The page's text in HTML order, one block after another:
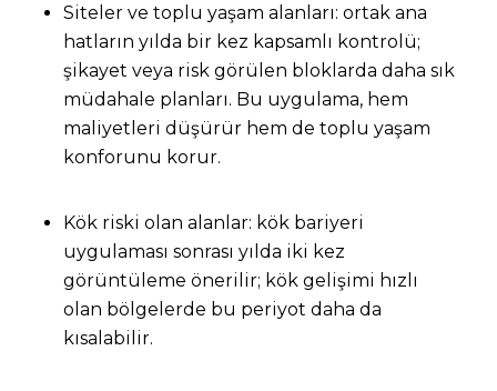
Siteler ve toplu yaşam alanları: ortak ana
hatların yılda bir kez kapsamlı kontrolü;
şikayet veya risk görülen bloklarda daha sık
müdahale planları. Bu uygulama, hem
maliyetleri düşürür hem de toplu yaşam
konforunu korur.
Kök riski olan alanlar: kök bariyeri
uygulaması sonrası yılda iki kez
görüntüleme önerilir; kök gelişimi hızlı
olan bölgelerde bu periyot daha da
kısalabilir.